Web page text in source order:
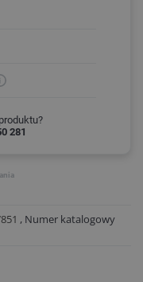
281
, Numer katalogowy